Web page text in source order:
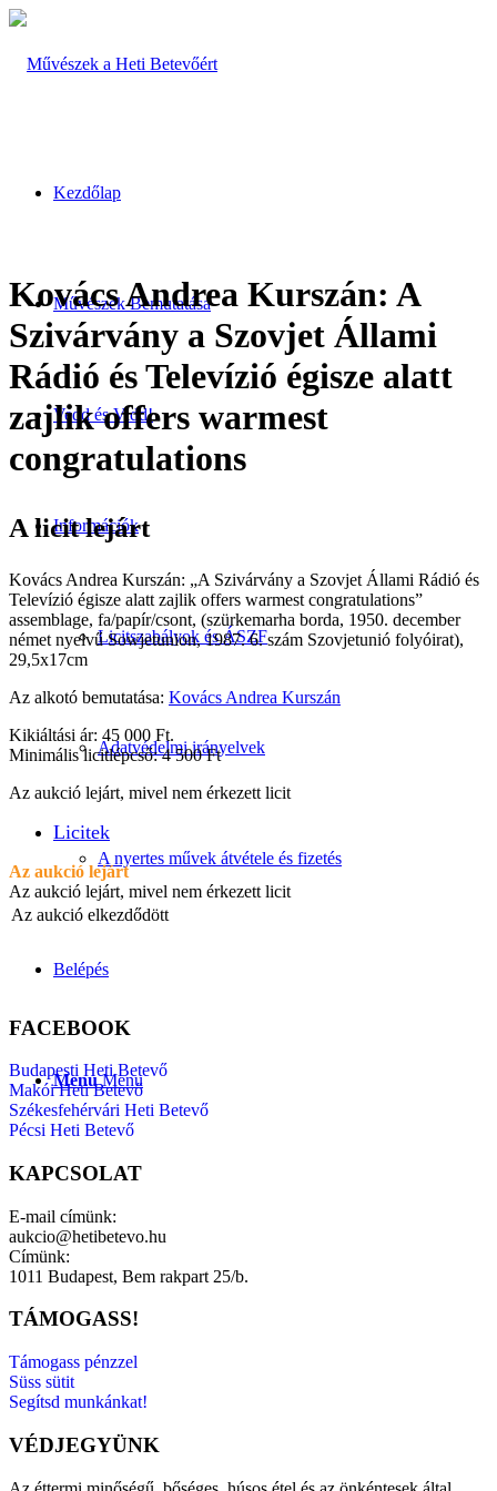
Kezdőlap
Művészek Bemutatása
Vedd és Vidd!
Információk
Licitszabályok és ÁSZF
Adatvédelmi irányelvek
A nyertes művek átvétele és fizetés
Belépés
Menu Menu
Kovács Andrea Kurszán: A
Szivárvány a Szovjet Állami
Rádió és Televízió égisze alatt
zajlik offers warmest
congratulations
A licit lejárt
Kovács Andrea Kurszán: „A Szivárvány a Szovjet Állami Rádió és
Televízió égisze alatt zajlik offers warmest congratulations”
assemblage, fa/papír/csont, (szürkemarha borda, 1950. december
német nyelvű Sowjetunion, 1987. 6. szám Szovjetunió folyóirat),
29,5x17cm
Az alkotó bemutatása: Kovács Andrea Kurszán
Kikiáltási ár: 45 000 Ft.
Minimális licitlépcső: 4 500 Ft
Az aukció lejárt, mivel nem érkezett licit
Licitek
Az aukció lejárt
Az aukció lejárt, mivel nem érkezett licit
Az aukció elkezdődött
FACEBOOK
Budapesti Heti Betevő
Makói Heti Betevő
Székesfehérvári Heti Betevő
Pécsi Heti Betevő
KAPCSOLAT
E-mail címünk:
aukcio@hetibetevo.hu
Címünk:
1011 Budapest, Bem rakpart 25/b.
TÁMOGASS!
Támogass pénzzel
Süss sütit
Segítsd munkánkat!
VÉDJEGYÜNK